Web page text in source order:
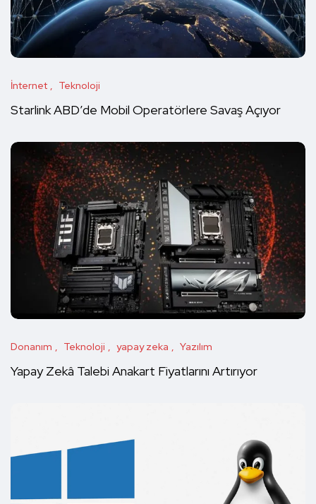
İnternet Teknoloji
Starlink ABD’de Mobil Operatörlere Savaş Açıyor
Donanım Teknoloji yapay zeka Yazılım
Yapay Zekâ Talebi Anakart Fiyatlarını Artırıyor